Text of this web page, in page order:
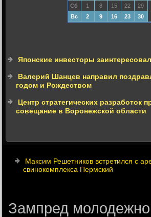
Сб
1 8 15 22
29
Вс
2 9 16 23 30
Японские инвесторы
Валерий Шанцев направил
годом и Рождеством
Центр стратегических разработок
совещание в Воронежской области
Максим Решетников встретился с
свинокомплекса Пермский
Зампред